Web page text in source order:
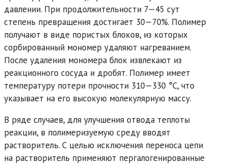
давлении. При продолжительности 7—45 сут
степень превращения достигает 30—70%. Полимер
получают в виде пористых блоков, из которых
сорбированный мономер удаляют нагреванием.
После удаления мономера блок извлекают из
реакционного сосуда и дробят. Полимер имеет
температуру потери прочности 310—330 °С, что
указывает на его высокую молекулярную массу.
В ряде случаев, для улучшения отвода теплоты
реакции, в полимеризуемую среду вводят
растворитель. С целью исключения переноса цепи
на растворитель применяют пергалогенированные